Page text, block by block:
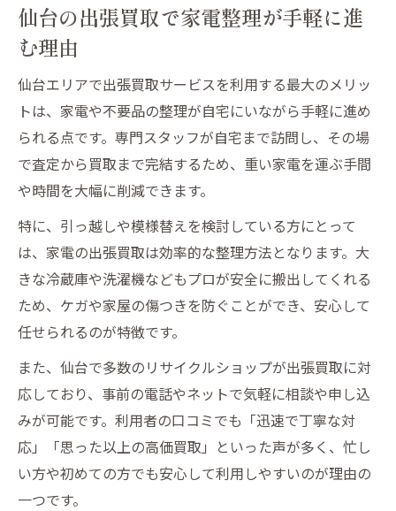
家電も不要品も出張買取でスッキリ解決
家電も不要品も仙台出張買取で手間なく整
理
仙台出張買取で家電の片付けが楽になる理
由
不要品処分を仙台出張買取で賢く進める方
法
出張買取で家電以外の不用品も手軽に現金
化
快適生活へ導く仙台出張買取の魅力とは
仙台出張買取が快適生活を実現できる理由
家電も不要品も仙台出張買取で空間すっき
り
仙台の出張買取で暮らしが快適になる仕組
み
仙台の出張買取で家電整理が手軽に進
む理由
仙台エリアで出張買取サービスを利用する最大のメリッ
トは、家電や不要品の整理が自宅にいながら手軽に進め
られる点です。専門スタッフが自宅まで訪問し、その場
で査定から買取まで完結するため、重い家電を運ぶ手間
や時間を大幅に削減できます。
特に、引っ越しや模様替えを検討している方にとって
は、家電の出張買取は効率的な整理方法となります。大
きな冷蔵庫や洗濯機などもプロが安全に搬出してくれる
ため、ケガや家屋の傷つきを防ぐことができ、安心して
任せられるのが特徴です。
また、仙台で多数のリサイクルショップが出張買取に対
応しており、事前の電話やネットで気軽に相談や申し込
みが可能です。利用者の口コミでも「迅速で丁寧な対
応」「思った以上の高価買取」といった声が多く、忙し
い方や初めての方でも安心して利用しやすいのが理由の
一つです。